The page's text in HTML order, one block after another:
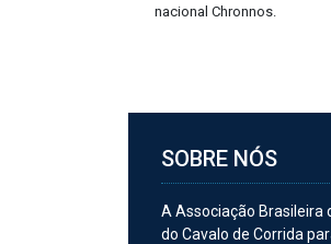
nacional Chronnos.
SOBRE NÓS
A Associação Brasileira
do Cavalo de Corrida